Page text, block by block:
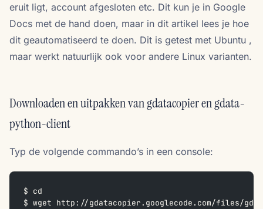
eruit ligt, account afgesloten etc. Dit kun je in Google
Docs met de hand doen, maar in dit artikel lees je hoe
dit geautomatiseerd te doen. Dit is getest met Ubuntu ,
maar werkt natuurlijk ook voor andere Linux varianten.
Downloaden en uitpakken van gdatacopier en gdata-
python-client
Typ de volgende commando’s in een console:
$ cd
$ wget http://gdatacopier.googlecode.com/files/